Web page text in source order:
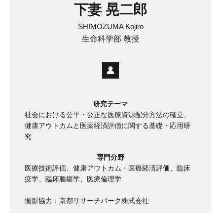
下妻 晃二郎
SHIMOZUMA Kojiro
生命科学部 教授
研究テーマ
社会における公平・公正な医療資源配分方法の確立、
健康アウトカムと医薬経済評価に関する基礎・応用研
究
専門分野
医療技術評価、健康アウトカム・医療経済評価、臨床
疫学、臨床腫瘍学、医療倫理学
撮影協力：京都リサーチパーク株式会社